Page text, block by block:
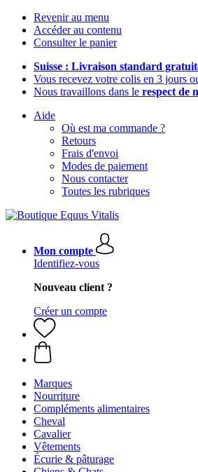
Revenir au menu
Accéder au contenu
Consulter le panier
Suisse : Livraison standard
Vous recevez votre colis en 3 jours
Nous travaillons dans le respect de
Aide
Où est ma commande ?
Retours
Frais d'envoi
Modes de paiement
Nous contacter
Toutes les rubriques
Mon compte
Identifiez-vous
Nouveau client ?
Créer un compte
Marques
Nourriture
Compléments alimentaires
Cheval
Cavalier
Vêtements
Écurie & pâturage